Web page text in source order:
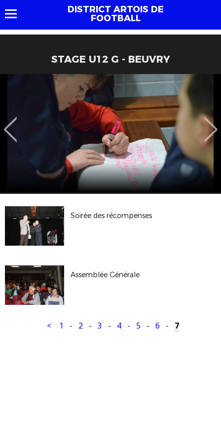
DISTRICT ARTOIS DE
FOOTBALL
STAGE U12 G - BEUVRY
Soirée des récompenses
Assemblée Générale
< 1 - 2 - 3 - 4 - 5 - 6 - 7